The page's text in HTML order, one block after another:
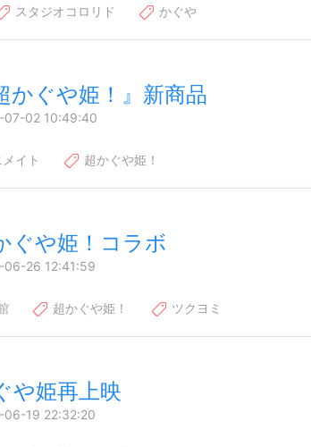
スタジオコロリド かぐや
かぐや姫！』新商品
07-02 10:49:40
イト 超かぐや姫！
ぐや姫！コラボ
06-26 12:41:59
超かぐや姫！ ツクヨミ
や姫再上映
06-19 22:32:20